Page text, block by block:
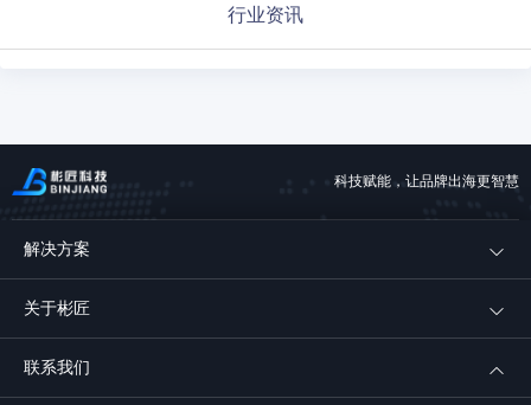
行业资讯
科技赋能，让品牌出海更智慧
解决方案
统一商品中心
关于彬匠
公司介绍
联系我们